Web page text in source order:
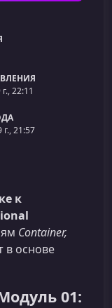
22:11
21:57
к
Container,
в основе
01: